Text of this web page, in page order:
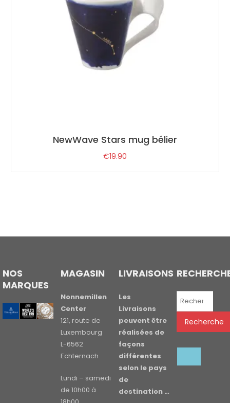
NewWave Stars mug bélier
€19.90
NOS
MARQUES
MAGASIN
Nonnemillen
Center
121, route de
Luxembourg
L-6562
Echternach
Lundi – samedi
de 10h00 à
LIVRAISONS
Les
Livraisons
peuvent être
réalisées de
façons
différentes
selon le pays
de
destination …
Recherche
Recherche